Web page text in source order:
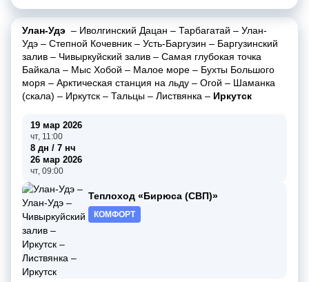
Улан-Удэ – Иволгинский Дацан – Тарбагатай – Улан-
Удэ – Степной Кочевник – Усть-Баргузин – Баргузинский
залив – Чивыркуйский залив – Самая глубокая точка
Байкала – Мыс Хобой – Малое море – Бухты Большого
моря – Арктическая станция на льду – Огой – Шаманка
(скала) – Иркутск – Тальцы – Листвянка – Иркутск
19 мар 2026
чт, 11:00
8 дн / 7 нч
26 мар 2026
чт, 09:00
Теплоход «Бирюса (СВП)»
КОМФОРТ